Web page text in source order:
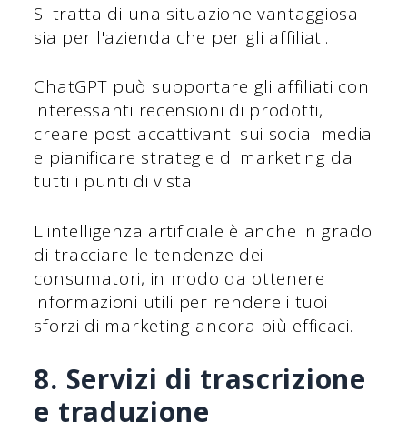
Si tratta di una situazione vantaggiosa
sia per l'azienda che per gli affiliati.
ChatGPT può supportare gli affiliati con
interessanti recensioni di prodotti,
creare post accattivanti sui social media
e pianificare strategie di marketing da
tutti i punti di vista.
L'intelligenza artificiale è anche in grado
di tracciare le tendenze dei
consumatori, in modo da ottenere
informazioni utili per rendere i tuoi
sforzi di marketing ancora più efficaci.
8. Servizi di trascrizione
e traduzione